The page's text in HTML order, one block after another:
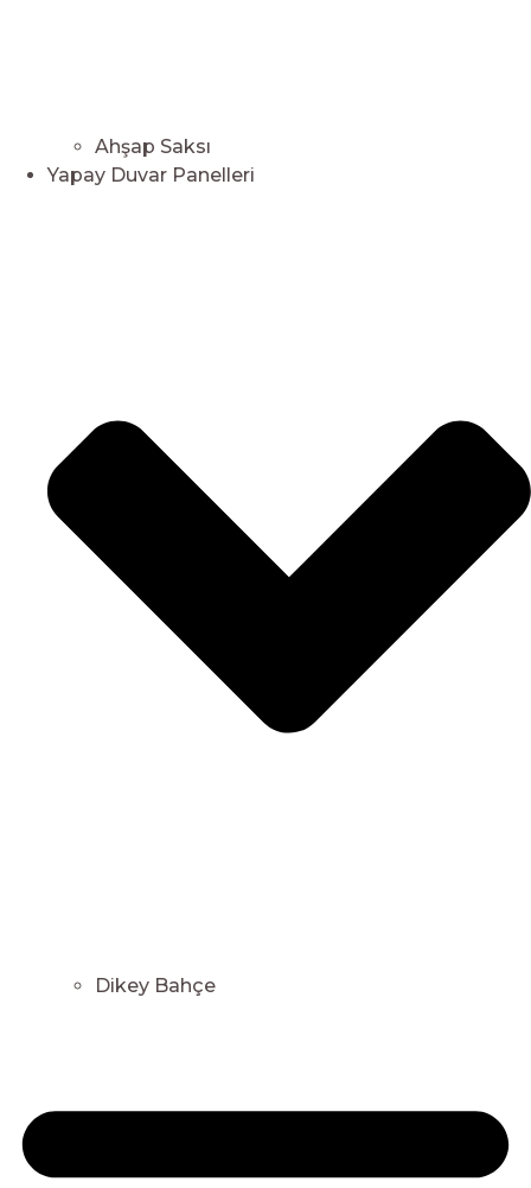
Ahşap Saksı
Yapay Duvar Panelleri
Dikey Bahçe